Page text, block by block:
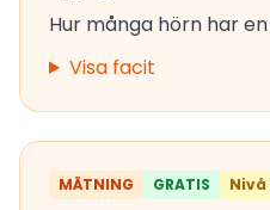
Hur många hörn har
Visa facit
MÄTNING GRATIS Nivå